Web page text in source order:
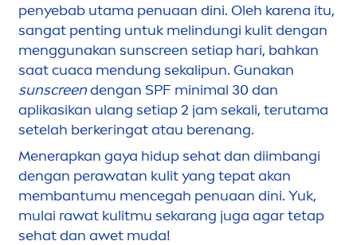
penyebab utama penuaan dini. Oleh karena itu,
sangat penting untuk melindungi kulit dengan
menggunakan sunscreen setiap hari, bahkan
saat cuaca mendung sekalipun. Gunakan
sunscreendengan SPF minimal 30 dan
aplikasikan ulang setiap 2 jam sekali, terutama
setelah berkeringat atau berenang.
Menerapkan gaya hidup sehat dan diimbangi
dengan perawatan kulit yang tepat akan
membantumu mencegah penuaan dini. Yuk,
mulai rawat kulitmu sekarang juga agar tetap
sehat dan awet muda!